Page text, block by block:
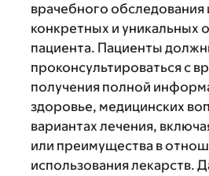
врачебного обследования
конкретных и уникальных
пациента. Пациенты
проконсультироваться с
получения полной
здоровье, медицинских
вариантах лечения,
или преимущества в
использования лекарств.